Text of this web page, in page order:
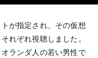
が指定され、その仮想
れぞれ視聴しました。
ランダ人の若い男性で